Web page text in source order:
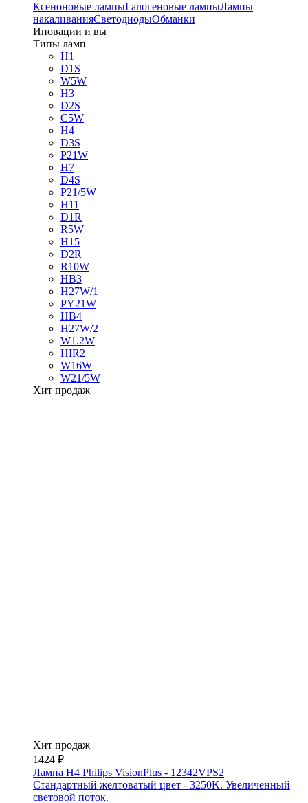
Ксеноновые лампыГалогеновые лампыЛампы
накаливанияСветодиодыОбманки
Иновации и вы
Типы ламп
H1
D1S
W5W
H3
D2S
C5W
H4
D3S
P21W
H7
D4S
P21/5W
H11
D1R
R5W
H15
D2R
R10W
HB3
H27W/1
PY21W
HB4
H27W/2
W1.2W
HIR2
W16W
W21/5W
Хит продаж
Хит продаж
1424 ₽
Лампа H4 Philips VisionPlus - 12342VPS2
Стандартный желтоватый цвет - 3250K. Увеличенный
световой поток.